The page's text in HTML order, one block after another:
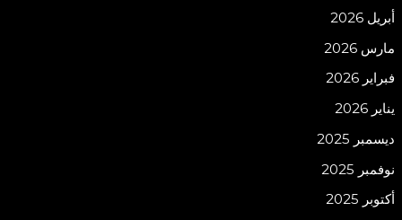
أبريل 2026
مارس 2026
فبراير 2026
يناير 2026
ديسمبر 2025
نوفمبر 2025
أكتوبر 2025